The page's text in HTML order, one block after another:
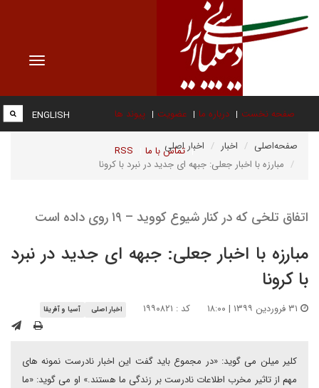
Toggle
صفحه نخست درباره ما عضویت پیوند ها
تماس با ما RSS
ENGLISH
صفحه‌اصلی اخبار
اخبار اصلی
مبارزه با اخبار جعلی: جبهه ای جدید در نبرد با کرونا
اتفاق تلخی که در کنار شیوع کووید – ۱۹ روی داده است
مبارزه با اخبار جعلی: جبهه ای جدید در نبرد
با کرونا
کد : ۱۹۹۰۸۲۱ اخبار اصلی آسیا و آفریقا
کلیر میلن می گوید: «در مجموع باید گفت این اخبار نادرست نمونه های
مهم از تاثیر مخرب اطلاعات نادرست بر زندگی ما هستند.» او می گوید: «ما